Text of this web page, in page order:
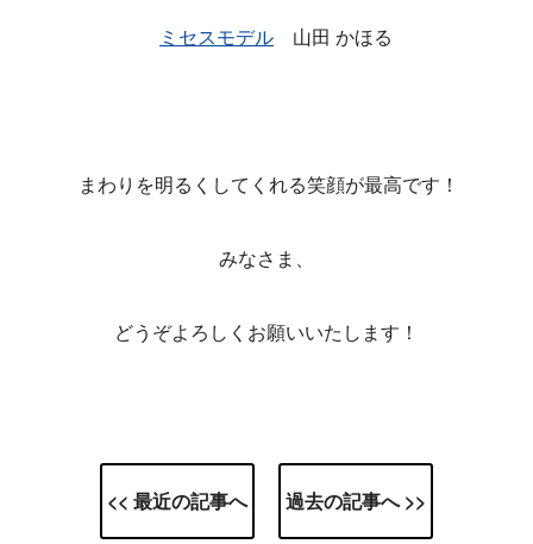
ミセスモデル 山田 かほる
まわりを明るくしてくれる笑顔が最高です！
みなさま、
どうぞよろしくお願いいたします！
<< 最近の記事へ 過去の記事へ >>